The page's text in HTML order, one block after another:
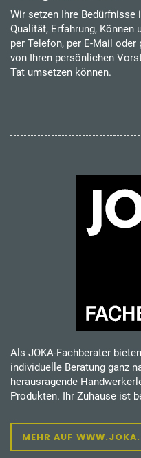
Wir setzen Ihre
Qualität, Erfahrung, Können
per Telefon, per E-Mail
von Ihren persönlichen
Tat umsetzen können.
Als JOKA-Fachberater
individuelle Beratung ganz
herausragende
Produkten. Ihr Zuhause ist
MEHR AUF